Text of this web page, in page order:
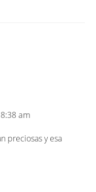
am
preciosas y esa